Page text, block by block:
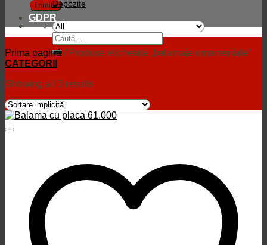
Caută
după:
Depozite
GDPR
Prima pagină /Produse etichetate „balamale ornamentale”
CATEGORII
Showing all 3 results